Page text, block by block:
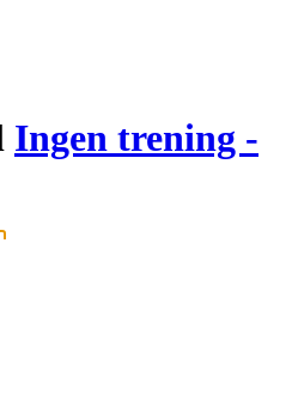
Ingen trening -